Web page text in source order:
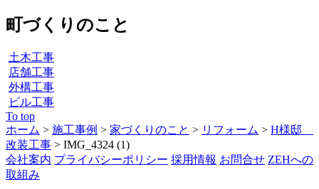
町づくりのこと
土木工事
店舗工事
外構工事
ビル工事
To top
ホーム > 施工事例 > 家づくりのこと > リフォーム > H様邸
改装工事 > IMG_4324 (1)
会社案内 プライバシーポリシー 採用情報 お問合せ ZEHへの
取組み